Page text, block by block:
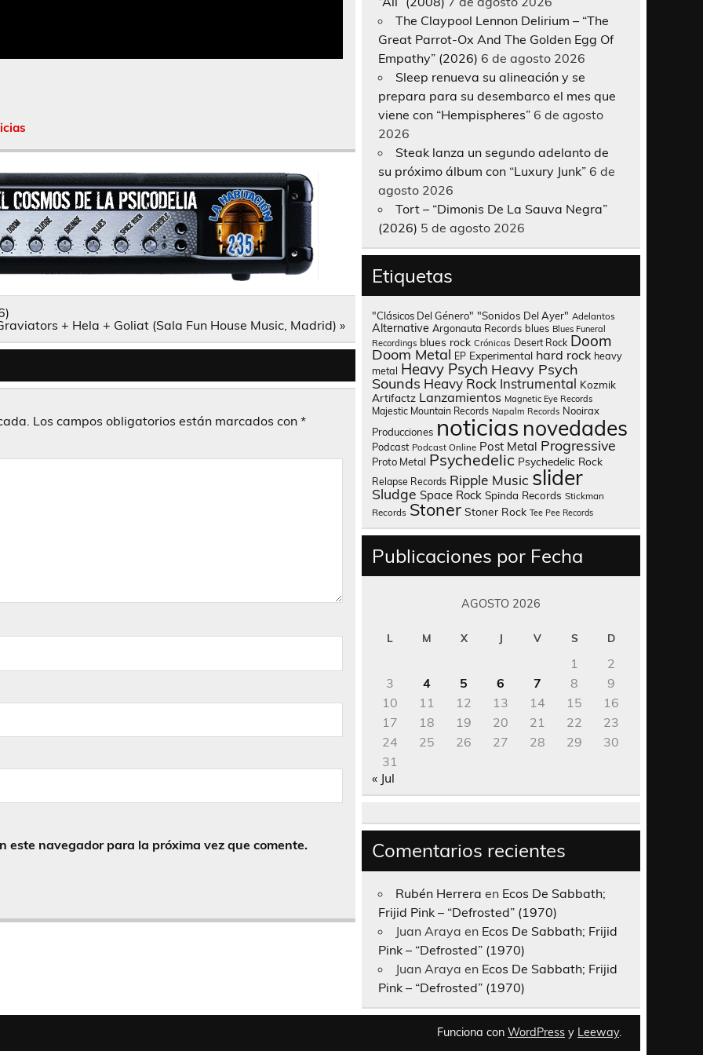
+ Hela + Goliat (Sala Fun House Music, Madrid) »
Los campos obligatorios están marcados con *
este navegador para la próxima vez que comente.
The Claypool Lennon Delirium – “The
Great Parrot-Ox And The Golden Egg Of
Empathy” (2026) 6 de agosto 2026
Sleep renueva su alineación y se
prepara para su desembarco el mes que
viene con “Hempispheres” 6 de agosto
2026
Steak lanza un segundo adelanto de
su próximo álbum con “Luxury Junk” 6 de
agosto 2026
Tort – “Dimonis De La Sauva Negra”
(2026) 5 de agosto 2026
Etiquetas
"Clásicos Del Género" "Sonidos Del Ayer" Adelantos
Alternative Argonauta Records blues Blues Funeral
Recordings blues rock Crónicas Desert Rock Doom
Doom Metal EP Experimental hard rock heavy
metal Heavy Psych Heavy Psych
Sounds Heavy Rock Instrumental Kozmik
Artifactz Lanzamientos Magnetic Eye Records
Majestic Mountain Records Napalm Records Nooirax
Producciones noticias novedades
Podcast Podcast Online Post Metal Progressive
Proto Metal Psychedelic Psychedelic Rock
Relapse Records Ripple Music slider
Sludge Space Rock Spinda Records Stickman
Records Stoner Stoner Rock Tee Pee Records
Publicaciones por Fecha
AGOSTO 2026
L M X J V S D
1
2
3
4 5 6 7 8
9
10
11 12 13 14 15
16
17
18 19 20 21 22
23
24
25 26 27 28 29
30
31
« Jul
Comentarios recientes
Rubén Herrera en Ecos De Sabbath;
Frijid Pink – “Defrosted” (1970)
Juan Araya en Ecos De Sabbath; Frijid
Pink – “Defrosted” (1970)
Juan Araya en Ecos De Sabbath; Frijid
Pink – “Defrosted” (1970)
Funciona con WordPress y Leeway.